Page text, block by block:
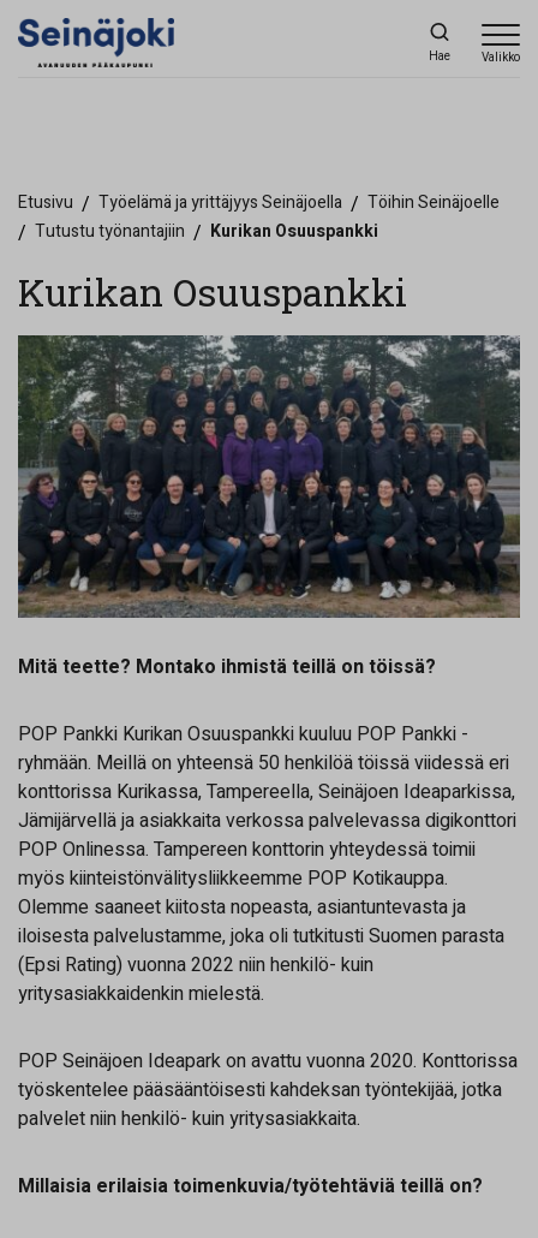
Hae Valikko
Etusivu / Työelämä ja yrittäjyys Seinäjoella / Töihin Seinäjoelle
/ Tutustu työnantajiin / Kurikan Osuuspankki
Kurikan Osuuspankki
Mitä teette? Montako ihmistä teillä on töissä?
POP Pankki Kurikan Osuuspankki kuuluu POP Pankki -
ryhmään. Meillä on yhteensä 50 henkilöä töissä viidessä eri
konttorissa Kurikassa, Tampereella, Seinäjoen Ideaparkissa,
Jämijärvellä ja asiakkaita verkossa palvelevassa digikonttori
POP Onlinessa. Tampereen konttorin yhteydessä toimii
myös kiinteistönvälitysliikkeemme POP Kotikauppa.
Olemme saaneet kiitosta nopeasta, asiantuntevasta ja
iloisesta palvelustamme, joka oli tutkitusti Suomen parasta
(Epsi Rating) vuonna 2022 niin henkilö- kuin
yritysasiakkaidenkin mielestä.
POP Seinäjoen Ideapark on avattu vuonna 2020. Konttorissa
työskentelee pääsääntöisesti kahdeksan työntekijää, jotka
palvelet niin henkilö- kuin yritysasiakkaita.
Millaisia erilaisia toimenkuvia/työtehtäviä teillä on?